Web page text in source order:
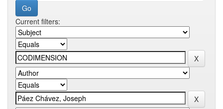
Current filters: